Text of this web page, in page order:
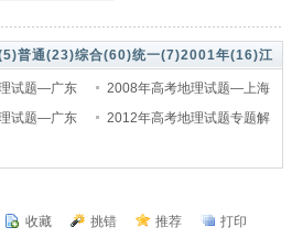
普通(23)综合(60)统一(7)2001年(16)江
试题—广东
2008年高考地理试题—上海
文科大综合卷
试题—广东
2012年高考地理试题专题解
收藏 挑错 推荐 打印